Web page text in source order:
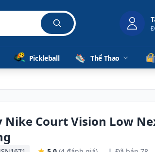
Pickleball Thể Thao
Nike Court Vision Low